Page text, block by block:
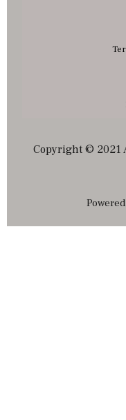
Copyright © 2021